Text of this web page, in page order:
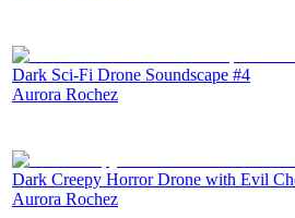
Dark Sci-Fi Drone Soundscape #4
Aurora Rochez
Dark Creepy Horror Drone with Evil
Aurora Rochez